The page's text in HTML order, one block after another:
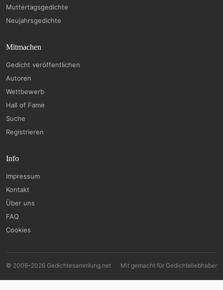
Muttertagsgedichte
Neujahrsgedichte
Mitmachen
Gedicht veröffentlichen
Autoren
Wettbewerb
Hall of Fame
Suche
Registrieren
Info
Impressum
Kontakt
Über uns
FAQ
Cookies
© 2006–2026 Gedichtesammlung.net Mit gemacht für Gedichteliebhaber